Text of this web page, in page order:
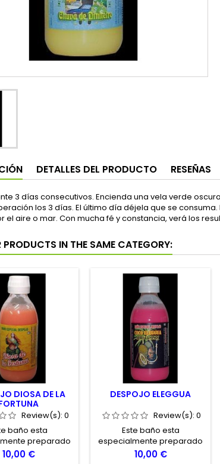
DETALLES DEL PRODUCTO RESEÑAS
3 días consecutivos. Encienda una vela verde
los 3 días. El último día déjela que se
el aire o mar. Con mucha fé y constancia, verá los
PRODUCTS IN THE SAME CATEGORY:
DIOSA DE LA
Review(s): 0
baño esta
preparado
hacia Vd. la
Price
10,00 €
DESPOJO ELEGGUA
Review(s): 0
Este baño esta
especialmente preparado
para salir adelante de
Price
10,00 €